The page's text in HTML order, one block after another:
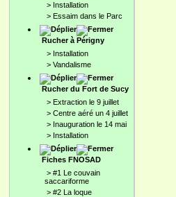
> Installation
> Essaim dans le Parc
Rucher à Périgny
> Installation
> Vandalisme
Rucher du Fort de Sucy
> Extraction le 9 juillet
> Centre aéré un 4 juillet
> Inauguration le 14 mai
> Installation
Fiches FNOSAD
> #1 Le couvain
saccariforme
> #2 La loque